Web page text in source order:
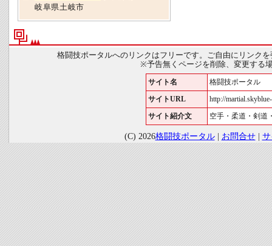
岐阜県土岐市
格闘技ポータルへのリンクはフリーです。ご自由にリンク
※予告無くページを削除、変更する
サイト名 格闘技ポータル
サイトURL http://
サイト紹介文 空手・柔道・剣道
(C) 2026格闘技ポータル| お問合せ|